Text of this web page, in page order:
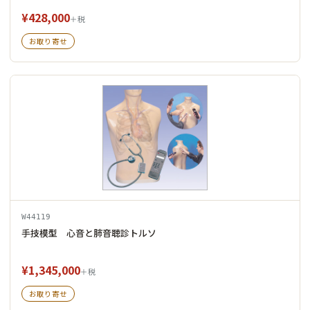
¥428,000＋税
お取り寄せ
W44119
手技模型 心音と肺音聴診トルソ
¥1,345,000＋税
お取り寄せ